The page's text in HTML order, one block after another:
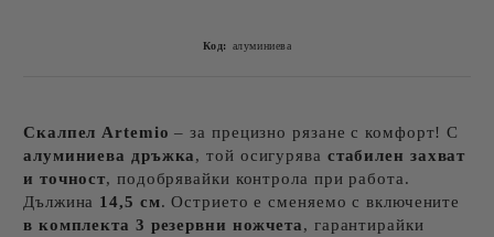
Код: алуминиева
Скалпел Artemio– за прецизно рязане с комфорт! С
алуминиева дръжка, той осигурява стабилен захват
и точност, подобрявайки контрола при работа.
Дължина 14,5 см. Острието е сменяемо с включените
в комплекта 3 резервни ножчета, гарантирайки